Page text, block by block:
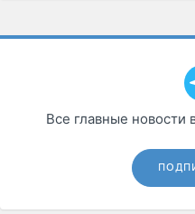
Все главные новости